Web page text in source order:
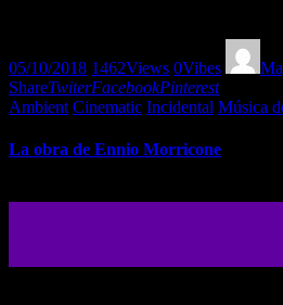
05/10/2018 1462Views 0Vibes
ShareTwiterFacebookPinterest
Ambient Cinematic Incidental Música
La obra de Ennio Morricone